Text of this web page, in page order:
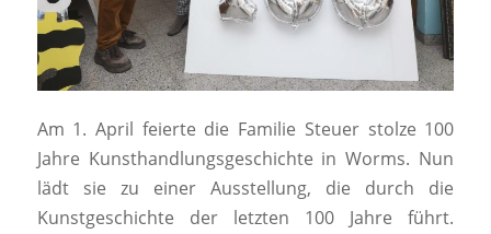
Am 1. April feierte die Familie Steuer stolze 100
Jahre Kunsthandlungsgeschichte in Worms. Nun
lädt sie zu einer Ausstellung, die durch die
Kunstgeschichte der letzten 100 Jahre führt.